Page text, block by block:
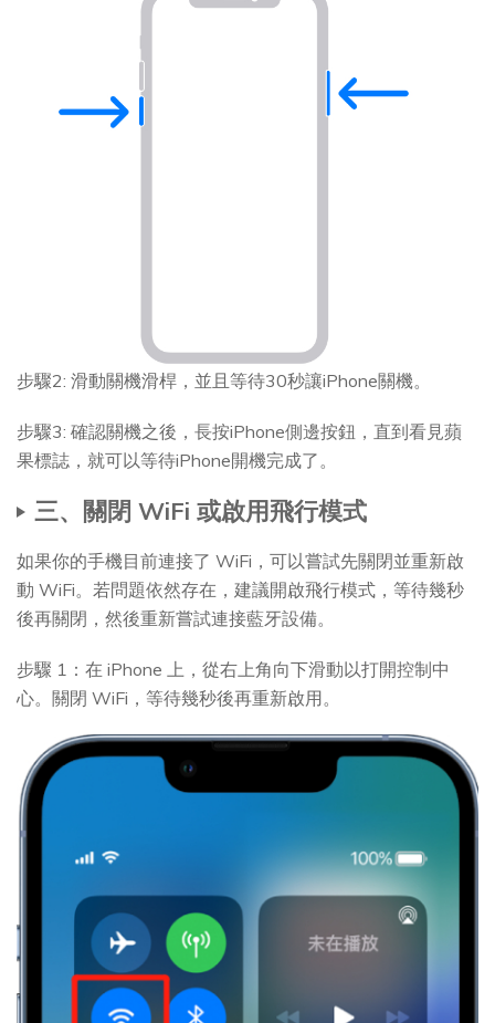
步驟2: 滑動關機滑桿，並且等待30秒讓iPhone關機。
步驟3: 確認關機之後，長按iPhone側邊按鈕，直到看見蘋
果標誌，就可以等待iPhone開機完成了。
三、關閉 WiFi 或啟用飛行模式
如果你的手機目前連接了 WiFi，可以嘗試先關閉並重新啟
動 WiFi。若問題依然存在，建議開啟飛行模式，等待幾秒
後再關閉，然後重新嘗試連接藍牙設備。
步驟 1：在 iPhone 上，從右上角向下滑動以打開控制中
心。關閉 WiFi，等待幾秒後再重新啟用。